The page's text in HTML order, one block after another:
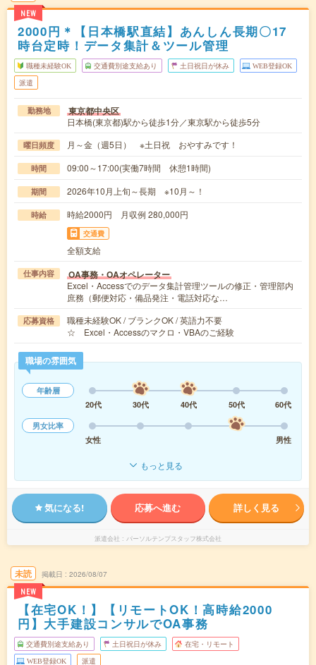
NEW
2000円＊【日本橋駅直結】あんしん長期〇17
時台定時！データ集計＆ツール管理
職種未経験OK 交通費別途支給あり 土日祝日が休み WEB登録OK
派遣
勤務地 東京都中央区
日本橋(東京都)駅から徒歩1分／東京駅から徒歩5分
曜日頻度 月～金（週5日） ※土日祝 おやすみです！
時間 09:00～17:00(実働7時間 休憩1時間)
期間 2026年10月上旬～長期 ※10月～！
時給 時給2000円 月収例 280,000円
交通費
全額支給
仕事内容 OA事務・OAオペレーター
Excel・Accessでのデータ集計管理ツールの修正・管理部内
庶務（郵便対応・備品発注・電話対応な…
応募資格
職種未経験OK / ブランクOK / 英語力不要
☆ Excel・Accessのマクロ・VBAのご経験
職場の雰囲気
年齢層
20代
30代 40代 50代
60代
男女比率
女性
男性
もっと見る
気になる! 応募へ進む 詳しく見る
派遣会社 パーソルテンプスタッフ株式会社
未読
NEW
掲載日 2026/08/07
【在宅OK！】【リモートOK！高時給2000
円】大手建設コンサルでOA事務
交通費別途支給あり 土日祝日が休み 在宅・リモート
WEB登録OK 派遣